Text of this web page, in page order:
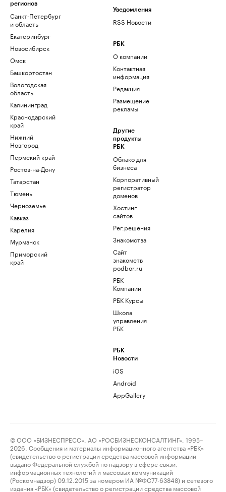
регионов
Санкт-Петербург
и область
Екатеринбург
Новосибирск
Омск
Башкортостан
Вологодская
область
Калининград
Краснодарский
край
Нижний
Новгород
Пермский край
Ростов-на-Дону
Татарстан
Тюмень
Черноземье
Кавказ
Карелия
Мурманск
Приморский
край
Уведомления
RSS Новости
РБК
О компании
Контактная
информация
Редакция
Размещение
рекламы
Другие
продукты
РБК
Облако для
бизнеса
Корпоративный
регистратор
доменов
Хостинг
сайтов
Рег.решения
Знакомства
Сайт
знакомств
podbor.ru
РБК
Компании
РБК Курсы
Школа
управления
РБК
РБК
Новости
iOS
Android
AppGallery
© ООО «БИЗНЕСПРЕСС», АО «РОСБИЗНЕСКОНСАЛТИНГ», 1995–
2026. Сообщения и материалы информационного агентства «РБК»
(свидетельство о регистрации средства массовой информации
выдано Федеральной службой по надзору в сфере связи,
информационных технологий и массовых коммуникаций
(Роскомнадзор) 09.12.2015 за номером ИА №ФС77-63848) и сетевого
издания «РБК» (свидетельство о регистрации средства массовой